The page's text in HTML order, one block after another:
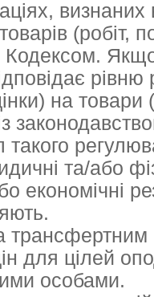
Кодексом.
рівню
на
такого
та/або
економічні
для цілей
особами.